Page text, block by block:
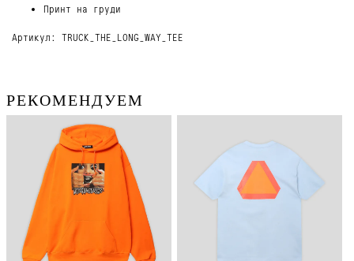
Принт на груди
Артикул: TRUCK_THE_LONG_WAY_TEE
РЕКОМЕНДУЕМ